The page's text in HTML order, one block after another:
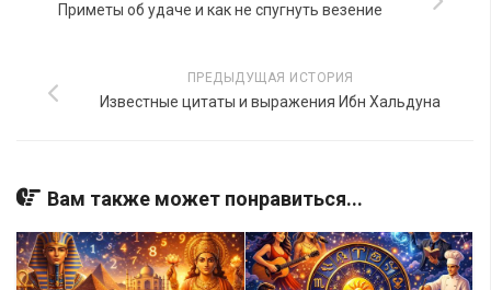
Приметы об удаче и как не спугнуть везение
ПРЕДЫДУЩАЯ ИСТОРИЯ
Известные цитаты и выражения Ибн Хальдуна
Вам также может понравиться...